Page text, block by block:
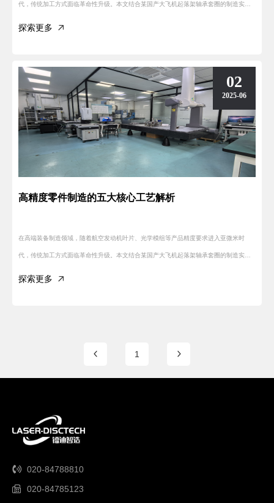
代，传统加工方式面临革命性升级。本文结合某国产大飞机起落架轴承套圈的制造实
探索更多
02
2025-06
高精度零件制造的五大核心工艺解析
在高端装备制造领域，随着航空发动机叶片、光学模组等产品精度要求进入亚微米时
代，传统加工方式面临革命性升级。本文结合某国产大飞机起落架轴承套圈的制造实
探索更多
1
020-84788810
020-84785123